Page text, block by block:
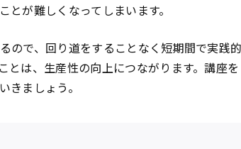
が難しくなってしまいます。
ので、回り道をすることなく短期間で実践的
とは、生産性の向上につながります。講座を
きましょう。